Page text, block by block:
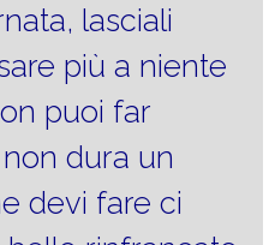
lasciali
più a niente
puoi far
dura un
devi fare ci